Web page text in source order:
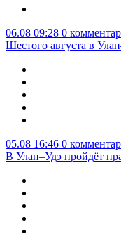
06.08 09:28 0
Шестого августа в
05.08 16:46 0
В Улан–Удэ пройдёт